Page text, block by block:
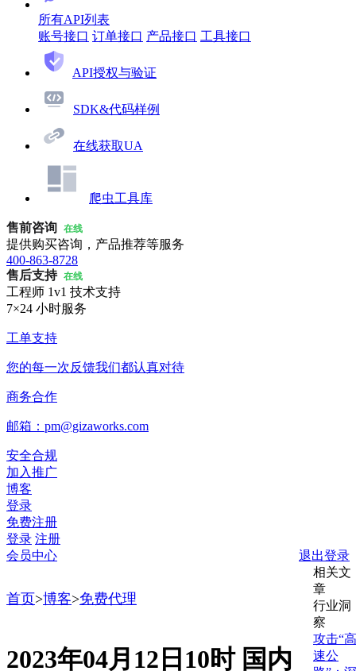
所有API列表
账号接口 订单接口 产品接口 工具接口
API授权与验证
SDK&代码样例
在线获取UA
爬虫工具库
售前咨询 在线
提供购买咨询，产品推荐等服务
400-863-8728
售后支持 在线
工程师 1v1 技术支持
7×24 小时服务
工单支持
您的每一次反馈我们都认真对待
商务合作
邮箱：pm@gizaworks.com
安全合规
加入推广
博客
登录
免费注册
登录 注册
会员中心
退出登录
首页>博客>免费代理
2023年04月12日10时 国内
相关文
章
行业洞
察
攻击“高
速公